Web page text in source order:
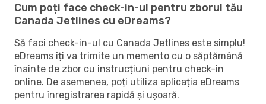
Cum poți face check-in-ul pentru zborul tău
Canada Jetlines cu eDreams?
Să faci check-in-ul cu Canada Jetlines este simplu!
eDreams îți va trimite un memento cu o săptămână
înainte de zbor cu instrucțiuni pentru check-in
online. De asemenea, poți utiliza aplicația eDreams
pentru înregistrarea rapidă și ușoară.